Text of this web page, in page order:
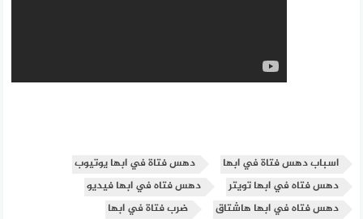
اسباب دهس فتاة في ابها
دهس فتاة في ابها يوتيوب
دهس فتاه في ابها تويتر
دهس فتاه في ابها فيديو
دهس فتاه في ابها هاشتاق
ضرب فتاة في ابها